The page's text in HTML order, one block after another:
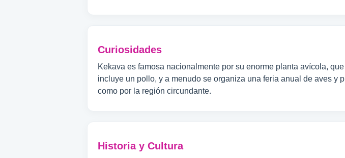
Curiosidades
Kekava es famosa nacionalmente por su enorme planta avícola,
incluye un pollo, y a menudo se organiza una feria anual de aves y
como por la región circundante.
Historia y Cultura